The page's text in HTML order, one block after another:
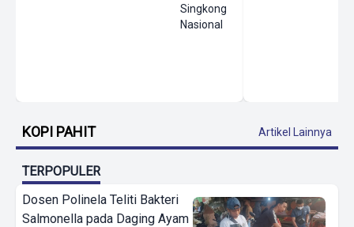
Singkong
Nasional
KOPI PAHIT Artikel Lainnya
TERPOPULER
Dosen Polinela Teliti Bakteri
Salmonella pada Daging Ayam